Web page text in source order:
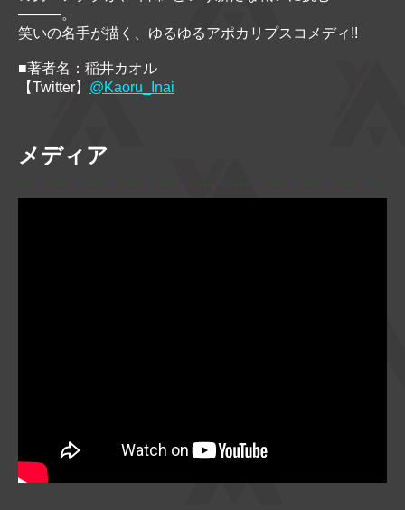
―――。
笑いの名手が描く、ゆるゆるアポカリプスコメディ!!
■著者名：稲井カオル
【Twitter】 @Kaoru_Inai
メディア